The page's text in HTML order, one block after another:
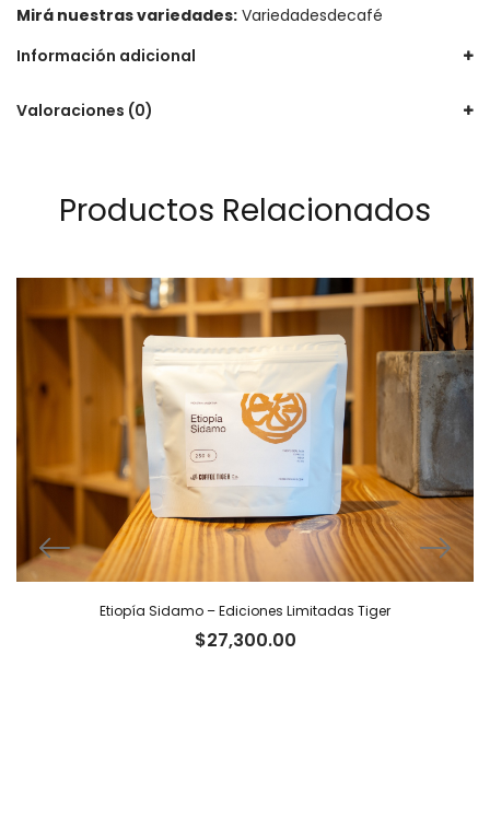
Mirá nuestras variedades: Variedadesdecafé
Información adicional
Valoraciones (0)
Productos Relacionados
Etiopía Sidamo – Ediciones Limitadas Tiger
$27,300.00